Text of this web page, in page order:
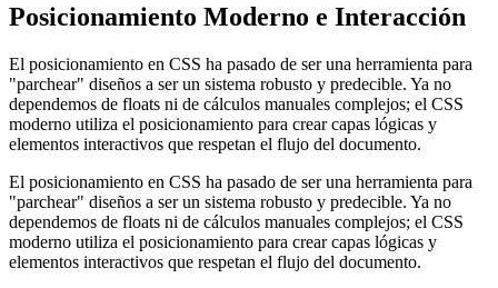
Posicionamiento Moderno e Interacción
El posicionamiento en CSS ha pasado de ser una herramienta para
"parchear" diseños a ser un sistema robusto y predecible. Ya no
dependemos de floats ni de cálculos manuales complejos; el CSS
moderno utiliza el posicionamiento para crear capas lógicas y
elementos interactivos que respetan el flujo del documento.
El posicionamiento en CSS ha pasado de ser una herramienta para
"parchear" diseños a ser un sistema robusto y predecible. Ya no
dependemos de floats ni de cálculos manuales complejos; el CSS
moderno utiliza el posicionamiento para crear capas lógicas y
elementos interactivos que respetan el flujo del documento.